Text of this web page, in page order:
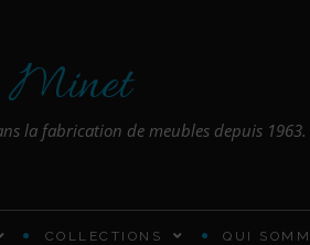
Minet
la fabrication de meubles depuis 1963.
COLLECTIONS QUI